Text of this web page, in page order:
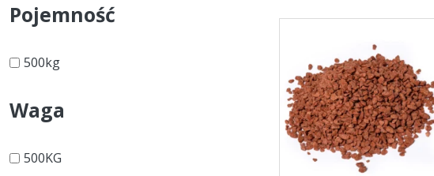
produkt
ma
wiele
wariantów.
Opcje
można
wybrać
na
Pojemność
500kg
Waga
500KG